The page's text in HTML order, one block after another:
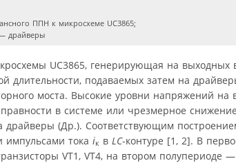
ППН к микросхеме UC3865;
драйверы
UC3865, генерирующая на выходных
длительности, подаваемых затем на
моста. Высокие уровни напряжений на
в системе или чрезмерное
драйверы (Др.). Соответствующим
тока iк в LC-контуре [1, 2]. В
VT1, VT4, на втором полупериоде